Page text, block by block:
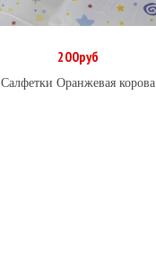
В корзину
200руб
Салфетки Оранжевая корова